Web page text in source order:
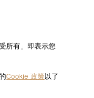
集團任何附屬公司經營的網
上服務及流動裝置應用程
在本網頁上登載本政策的更
所有」即表示您
Cookie 政策以了